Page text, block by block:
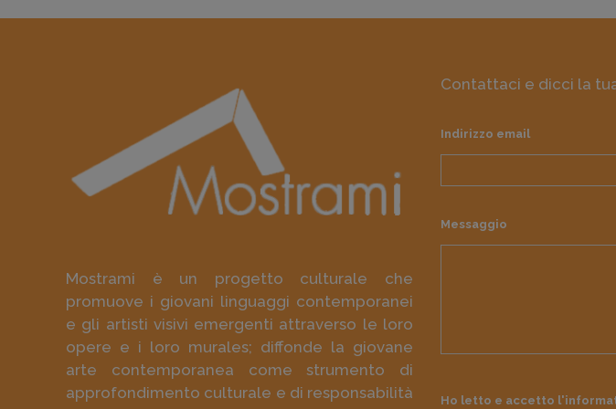
Mostrami è un progetto culturale che
promuove i giovani linguaggi contemporanei
e gli artisti visivi emergenti attraverso le loro
opere e i loro murales; diffonde la giovane
arte contemporanea come strumento di
approfondimento culturale e di responsabilità
Contattaci e dicci la
Indirizzo email
Messaggio
Ho letto e accetto